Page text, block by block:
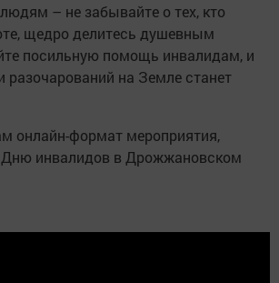
– не забывайте о тех, кто
щедро делитесь душевным
посильную помощь инвалидам, и
разочарований на Земле станет
онлайн-формат мероприятия,
инвалидов в Дрожжановском